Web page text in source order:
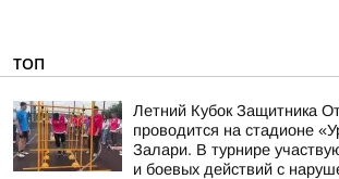
ТОП
Летний Кубок Защитника
проводится на стадионе
Залари. В турнире
и боевых действий с